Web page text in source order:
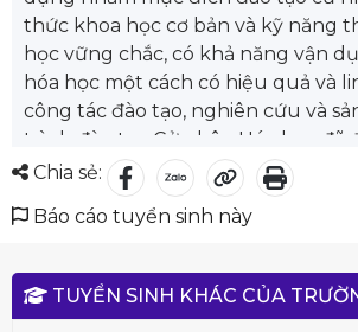
thức khoa học cơ bản và kỹ năng
học vững chắc, có khả năng vận
hóa học một cách có hiệu quả và
công tác đào tạo, nghiên cứu và
trình đào tạo Cử nhân Hóa học đã
định AUN-QA vào năm 2016.
Sinh viên theo học ngành Hoa học
được tiếp cận 6 chuyên ngành đào
phân tích, Hóa dược.
Sau khi tốt nghiệp cử nhân Hóa
Chia sẻ:
Báo cáo tuyển sinh này
TUYỂN SINH KHÁC CỦA